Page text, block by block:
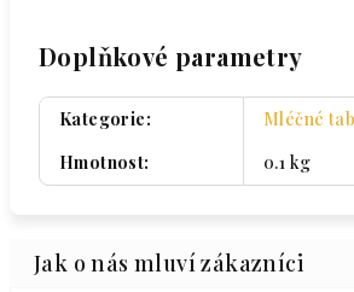
Doplňkové parametry
Kategorie:
Mléčné
Hmotnost: 0.1 kg